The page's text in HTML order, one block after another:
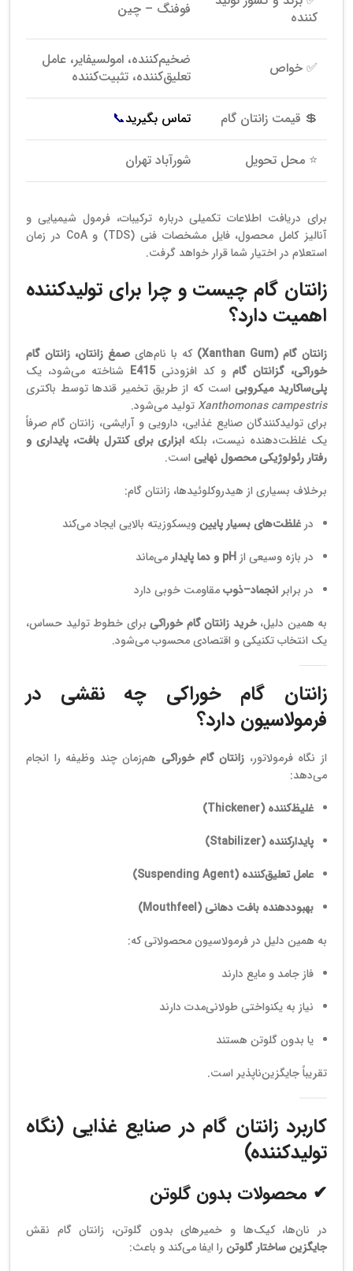
کننده
فوفنگ – چین
✅ خواص
ضخیم‌کننده، امولسیفایر، عامل
تعلیق‌کننده، تثبیت‌کننده
💲 قیمت زانتان گام تماس بگیرید📞
⭐ محل تحویل شورآباد تهران
برای دریافت اطلاعات تکمیلی درباره ترکیبات، فرمول شیمیایی و
آنالیز کامل محصول، فایل مشخصات فنی (TDS) و CoA در زمان
استعلام در اختیار شما قرار خواهد گرفت.
زانتان گام چیست و چرا برای تولیدکننده
اهمیت دارد؟
زانتان گام (Xanthan Gum) که با نام‌های صمغ زانتان، زانتان گام
خوراکی، گزانتان گام و کد افزودنی E415 شناخته می‌شود، یک
پلی‌ساکارید میکروبیاست که از طریق تخمیر قندها توسط باکتری
Xanthomonas campestrisتولید می‌شود.
برای تولیدکنندگان صنایع غذایی، دارویی و آرایشی، زانتان گام صرفاً
یک غلظت‌دهنده نیست، بلکه ابزاری برای کنترل بافت، پایداری و
رفتار رئولوژیکی محصول نهایی است.
برخلاف بسیاری از هیدروکلوئیدها، زانتان گام:
در غلظت‌های بسیار پایینویسکوزیته بالایی ایجاد می‌کند
در بازه وسیعی از pH و دما پایدار
می‌ماند
در برابر انجماد–ذوبمقاومت خوبی دارد
به همین دلیل،خرید زانتان گام خوراکی برای خطوط تولید حساس،
یک انتخاب تکنیکی و اقتصادی محسوب می‌شود.
زانتان گام خوراکی چه نقشی در
فرمولاسیون دارد؟
از نگاه فرمولاتور، زانتان گام خوراکی هم‌زمان چند وظیفه را انجام
می‌دهد:
غلیظ‌کننده (Thickener)
پایدارکننده (Stabilizer)
عامل تعلیق‌کننده (Suspending Agent)
بهبوددهنده بافت دهانی (Mouthfeel)
به همین دلیل در فرمولاسیون محصولاتی که:
فاز جامد و مایع دارند
نیاز به یکنواختی طولانی‌مدت دارند
یا بدون گلوتن هستند
تقریباً جایگزین‌ناپذیر است.
کاربرد زانتان گام در صنایع غذایی (نگاه
تولیدکننده)
✔ محصولات بدون گلوتن
در نان‌ها، کیک‌ها و خمیرهای بدون گلوتن، زانتان گام نقش
جایگزین ساختار گلوتن را ایفا می‌کند و باعث: